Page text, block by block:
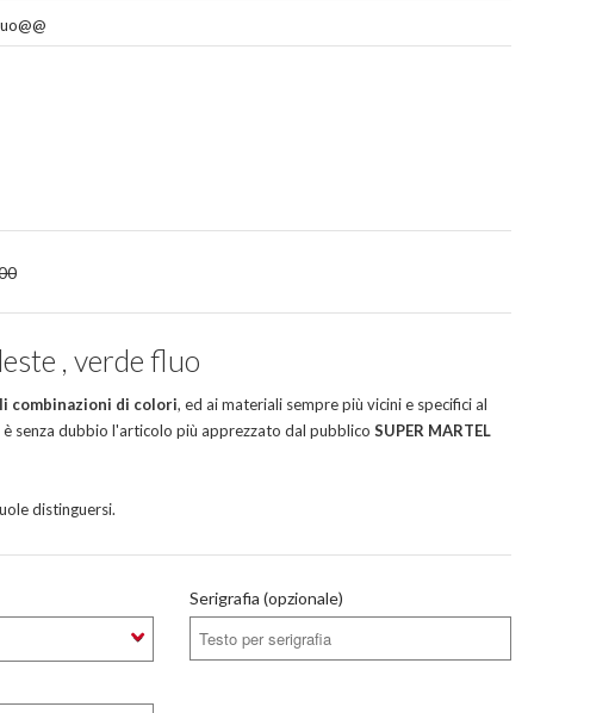
, verde fluo
combinazioni di colori, ed ai materiali sempre più vicini e specifici al
è senza dubbio l'articolo più apprezzato dal pubblico SUPER MARTEL
distinguersi.
Serigrafia (opzionale)